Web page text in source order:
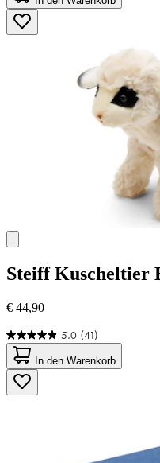
5
Sternen.
1
Steiff Kuscheltier
€ 44,90
5.0 (41)
5.0
von
5
Sternen.
41
In den Warenkorb